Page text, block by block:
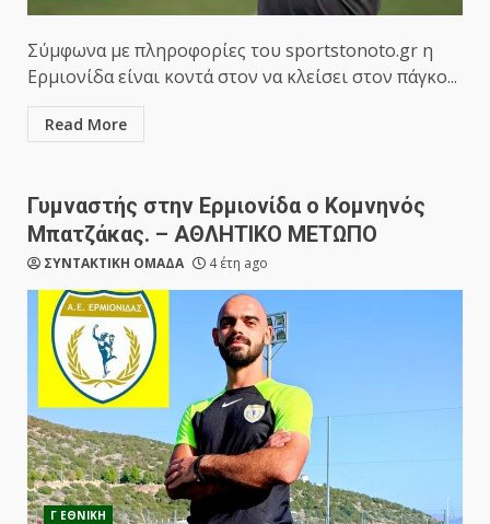
Σύμφωνα με πληροφορίες του sportstonoto.gr η
Ερμιονίδα είναι κοντά στον να κλείσει στον πάγκο...
Read More
Γυμναστής στην Ερμιονίδα ο Κομνηνός
Μπατζάκας. – ΑΘΛΗΤΙΚΟ ΜΕΤΩΠΟ
ΣΥΝΤΑΚΤΙΚΗ ΟΜΑΔΑ 4 έτη ago
Γ ΕΘΝΙΚΗ